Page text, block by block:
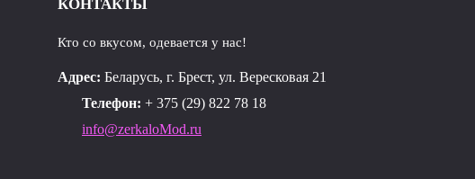
КОНТАКТЫ
Кто со вкусом, одевается у нас!
Адрес: Беларусь, г. Брест, ул. Вересковая 21
Телефон: + 375 (29) 822 78 18
info@zerkaloMod.ru